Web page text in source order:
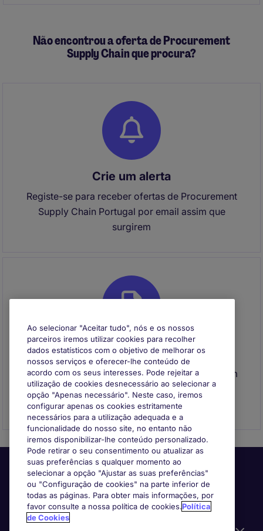
Não encontrou a oferta de Procurement
Supply Chain que procura?
Crie um alerta
Registe-se para receber ofertas de Procurement
Supply Chain Portugal por email assim que
surgirem
Envie o seu CV
Envie o seu CV para se registar e entraremos em
contacto consigo quando surgir uma
oportunidade que se adeque ao seu perfil
Ao selecionar "Aceitar tudo", nós e os nossos
parceiros iremos utilizar cookies para recolher
dados estatísticos com o objetivo de melhorar os
nossos serviços e oferecer-lhe conteúdo de
acordo com os seus interesses. Pode rejeitar a
utilização de cookies desnecessário ao selecionar a
opção "Apenas necessário". Neste caso, iremos
configurar apenas os cookies estritamente
necessários para a utilização adequada e a
funcionalidade do nosso site, no entanto não
iremos disponibilizar-lhe conteúdo personalizado.
Pode retirar o seu consentimento ou atualizar as
suas preferências s qualquer momento ao
selecionar a opção "Ajustar as suas preferências"
ou "Configuração de cookies" na parte inferior de
todas as páginas. Para obter mais informações, por
favor consulte a nossa política de cookies.Política
de Cookies